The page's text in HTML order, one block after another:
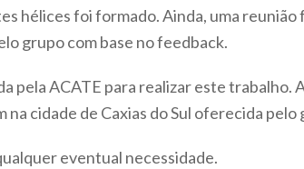
hélices foi formado. Ainda, uma reunião
grupo com base no feedback.
pela ACATE para realizar este trabalho.
cidade de Caxias do Sul oferecida pelo
eventual necessidade.